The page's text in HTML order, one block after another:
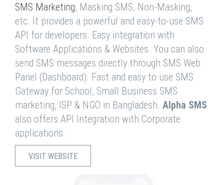
SMS Marketing, Masking SMS, Non-Masking,
etc. It provides a powerful and easy-to-use SMS
API for developers. Easy integration with
Software Applications & Websites. You can also
send SMS messages directly through SMS Web
Panel (Dashboard). Fast and easy to use SMS
Gateway for School, Small Business SMS
marketing, ISP & NGO in Bangladesh. Alpha SMS
also offers API Integration with Corporate
applications.
VISIT WEBSITE